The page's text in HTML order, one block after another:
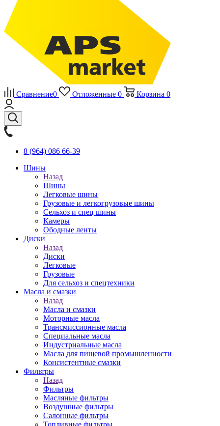
Сравнение0 Отложенные 0 Корзина 0
8 (964) 086 66-39
Шины
Назад
Шины
Легковые шины
Грузовые и легкогрузовые шины
Сельхоз и спец шины
Камеры
Ободные ленты
Диски
Назад
Диски
Легковые
Грузовые
Для сельхоз и спецтехники
Масла и смазки
Назад
Масла и смазки
Моторные масла
Трансмиссионные масла
Специальные масла
Индустриальные масла
Масла для пищевой промышленности
Консистентные смазки
Фильтры
Назад
Фильтры
Масляные фильтры
Воздушные фильтры
Салонные фильтры
Топливные фильтры